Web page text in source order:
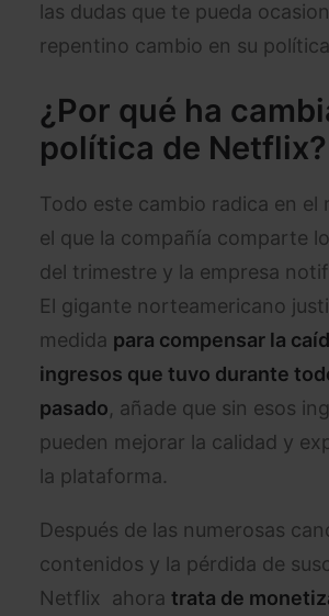
las dudas que te pueda
repentino cambio en su
¿Por qué ha
política de Netflix?
Todo este cambio radica en el
el que la compañía comparte
del trimestre y la empresa
El gigante norteamericano
medida para compensar la
ingresos que tuvo durante
pasado, añade que sin esos
pueden mejorar la calidad y
la plataforma.
Después de las numerosas
contenidos y la pérdida de
Netflix ahora trata de